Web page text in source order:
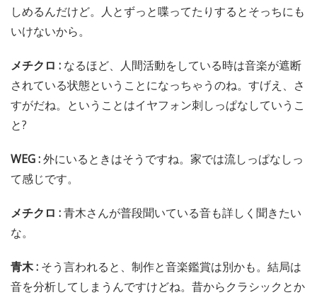
しめるんだけど。人とずっと喋ってたりするとそっちにも
いけないから。
メチクロ : なるほど、人間活動をしている時は音楽が遮断
されている状態ということになっちゃうのね。すげえ、さ
すがだね。ということはイヤフォン刺しっぱなしていうこ
と?
WEG :外にいるときはそうですね。家では流しっぱなしっ
て感じです。
メチクロ :青木さんが普段聞いている音も詳しく聞きたい
な。
青木 : そう言われると、制作と音楽鑑賞は別かも。結局は
音を分析してしまうんですけどね。昔からクラシックとか